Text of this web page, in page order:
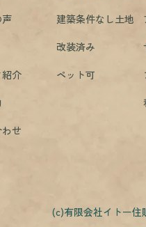
介
せ
建築条件なし土地
改装済み
ペット可
(c)有限会社イトー住